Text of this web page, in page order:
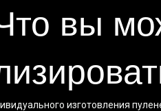
вы
изготовления